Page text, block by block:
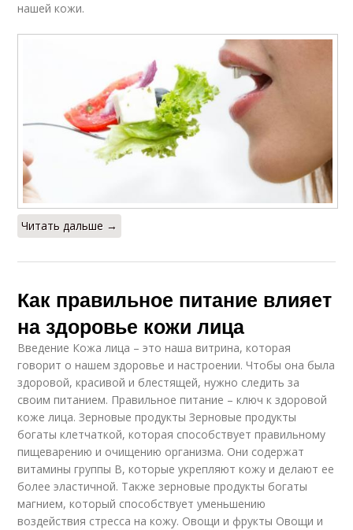
нашей кожи.
Читать дальше →
Как правильное питание влияет
на здоровье кожи лица
Введение Кожа лица – это наша витрина, которая
говорит о нашем здоровье и настроении. Чтобы она была
здоровой, красивой и блестящей, нужно следить за
своим питанием. Правильное питание – ключ к здоровой
коже лица. Зерновые продукты Зерновые продукты
богаты клетчаткой, которая способствует правильному
пищеварению и очищению организма. Они содержат
витамины группы В, которые укрепляют кожу и делают ее
более эластичной. Также зерновые продукты богаты
магнием, который способствует уменьшению
воздействия стресса на кожу. Овощи и фрукты Овощи и